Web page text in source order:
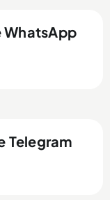
WhatsApp
Telegram